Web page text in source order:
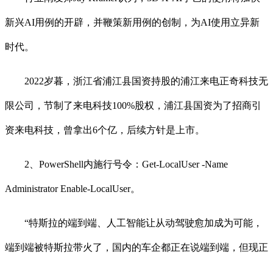
新兴AI用例的开辟，并鞭策新用例的创制，为AI使用立异新
时代。
2022岁暮，浙江省浦江县国资持股的浦江来电正奇科技无
限公司，节制了来电科技100%股权，浦江县国资为了招商引
资来电科技，曾拿出6个亿，后续方针是上市。
2、PowerShell内施行号令：Get-LocalUser -Name
Administrator Enable-LocalUser。
“特斯拉的端到端、人工智能让从动驾驶愈加成为可能，
端到端被特斯拉带火了，国内的车企都正在说端到端，但现正